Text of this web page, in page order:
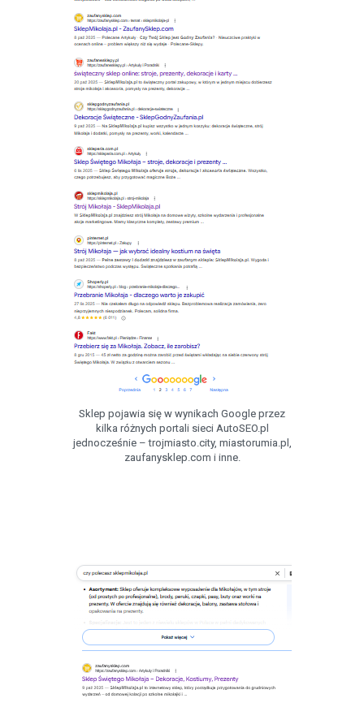
Sklep pojawia się w wynikach Google przez
kilka różnych portali sieci AutoSEO.pl
jednocześnie – trojmiasto.city, miastorumia.pl,
zaufanysklep.com i inne.